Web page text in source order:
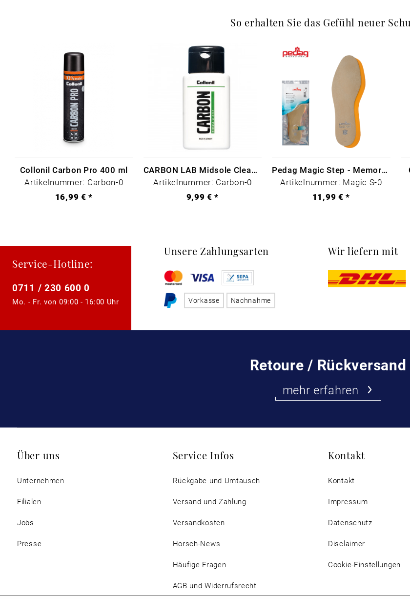
So erhalten Sie das Gefühl neuer
Collonil Carbon Pro 400 ml
Artikelnummer: Carbon-0
16,99 € *
CARBON LAB Midsole Cleaner
Artikelnummer: Carbon-0
9,99 € *
Pedag Magic Step - Memory Schaum
Artikelnummer: Magic S-0
11,99 € *
Retoure / Rückversand
mehr erfahren
Service-Hotline:
0711 / 230 600 0
Mo. - Fr. von 09:00 - 16:00 Uhr
Unsere Zahlungsarten
Vorkasse Nachnahme
Wir liefern mit
Über uns
Unternehmen
Filialen
Jobs
Presse
Service Infos
Rückgabe und Umtausch
Versand und Zahlung
Versandkosten
Horsch-News
Häufige Fragen
AGB und Widerrufsrecht
Kontakt
Kontakt
Impressum
Datenschutz
Disclaimer
Cookie-Einstellungen